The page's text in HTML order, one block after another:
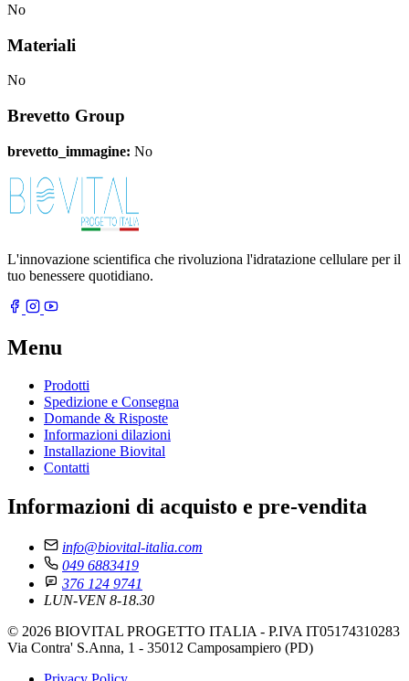
No
Materiali
No
Brevetto Group
brevetto_immagine: No
L'innovazione scientifica che rivoluziona l'idratazione cellulare per il
tuo benessere quotidiano.
Menu
Prodotti
Spedizione e Consegna
Domande & Risposte
Informazioni dilazioni
Installazione Biovital
Contatti
Informazioni di acquisto e pre-vendita
info@biovital-italia.com
049 6883419
376 124 9741
LUN-VEN 8-18.30
© 2026 BIOVITAL PROGETTO ITALIA - P.IVA IT05174310283
Via Contra' S.Anna, 1 - 35012 Camposampiero (PD)